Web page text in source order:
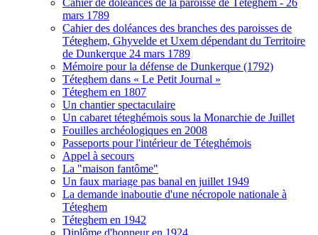
Cahier de doléances de la paroisse de Téteghem - 26
mars 1789
Cahier des doléances des branches des paroisses de
Téteghem, Ghyvelde et Uxem dépendant du Territoire
de Dunkerque 24 mars 1789
Mémoire pour la défense de Dunkerque (1792)
Téteghem dans « Le Petit Journal »
Téteghem en 1807
Un chantier spectaculaire
Un cabaret téteghémois sous la Monarchie de Juillet
Fouilles archéologiques en 2008
Passeports pour l'intérieur de Téteghémois
Appel à secours
La "maison fantôme"
Un faux mariage pas banal en juillet 1949
La demande inaboutie d'une nécropole nationale à
Téteghem
Téteghem en 1942